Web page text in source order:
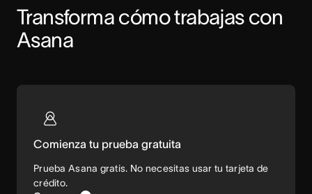
Transforma cómo trabajas con
Asana
Comienza tu prueba gratuita
Prueba Asana gratis. No necesitas usar tu tarjeta de
crédito.